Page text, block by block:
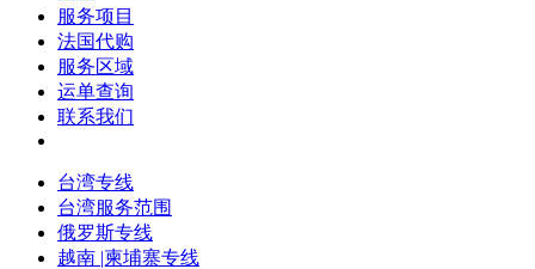
服务项目
法国代购
服务区域
运单查询
联系我们
台湾专线
台湾服务范围
俄罗斯专线
越南 |柬埔寨专线